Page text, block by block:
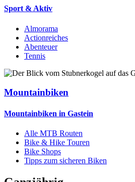
Sport & Aktiv
Almorama
Actionreiches
Abenteuer
Tennis
Mountainbiken
Mountainbiken in Gastein
Alle MTB Routen
Bike & Hike Touren
Bike Shops
Tipps zum sicheren Biken